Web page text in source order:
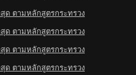
ด ตามหลักสูตรกระทรวง
ด ตามหลักสูตรกระทรวง
ด ตามหลักสูตรกระทรวง
ด ตามหลักสูตรกระทรวง